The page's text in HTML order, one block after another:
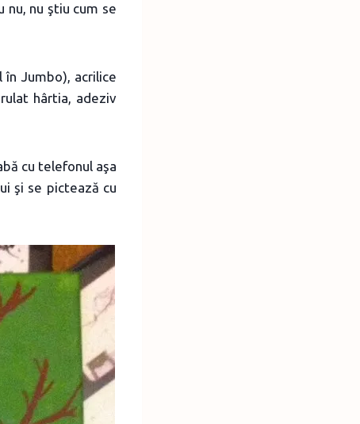
nu, nu ştiu cum se
Jumbo), acrilice
hârtia, adeziv
cu telefonul aşa
şi se pictează cu